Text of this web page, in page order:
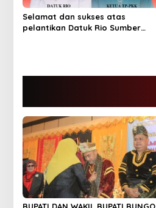
Selamat dan sukses atas
pelantikan Datuk Rio Sumber